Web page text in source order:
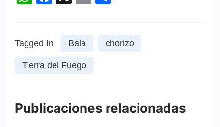
Tagged In Bala chorizo
Tierra del Fuego
Publicaciones relacionadas